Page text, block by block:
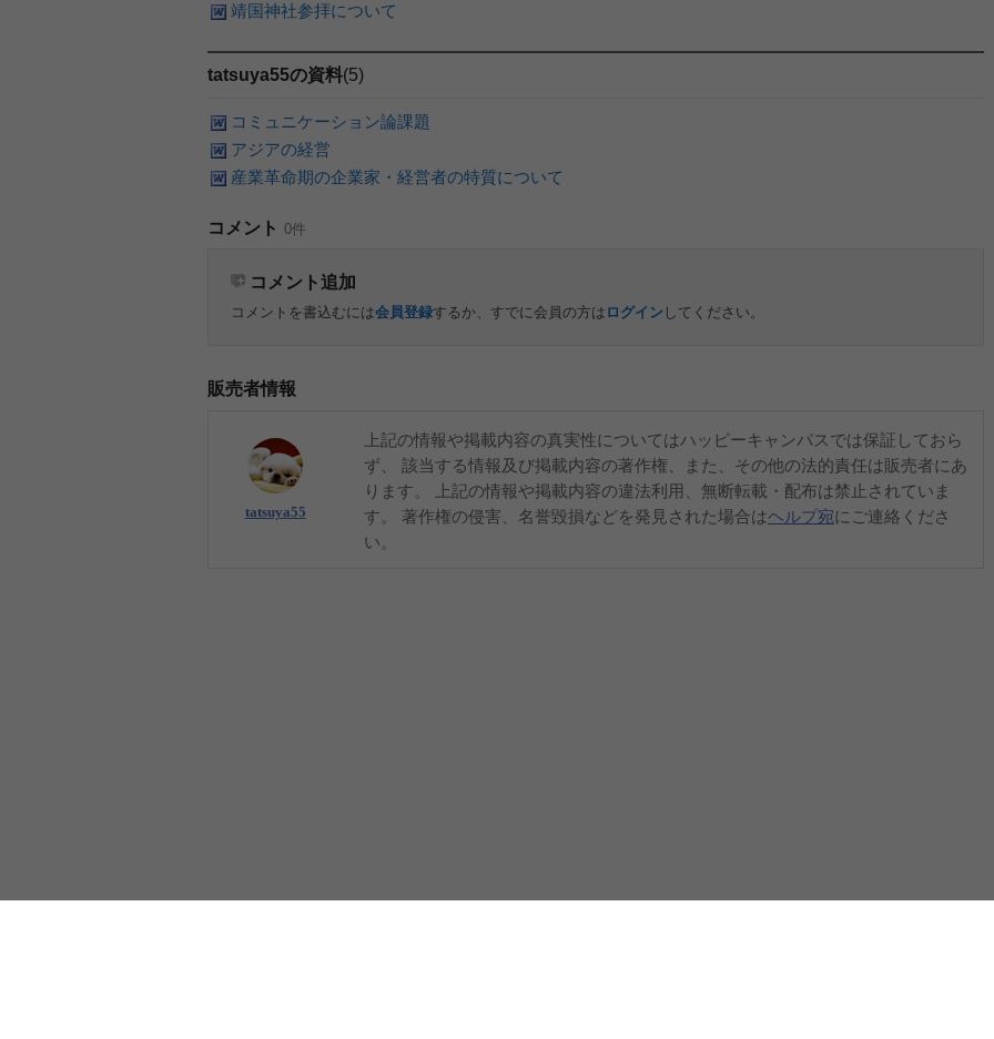
靖国神社参拝について
tatsuya55の資料(5)
コミュニケーション論課題
アジアの経営
産業革命期の企業家・経営者の特質について
コメント 0件
コメント追加
コメントを書込むには会員登録するか、すでに会員の方は ログイン してください。
販売者情報
tatsuya55
上記の情報や掲載内容の真実性についてはハッピーキャンパスでは保証しておら
ず、 該当する情報及び掲載内容の著作権、また、その他の法的責任は販売者にあ
ります。 上記の情報や掲載内容の違法利用、無断転載・配布は禁止されていま
す。 著作権の侵害、名誉毀損などを発見された場合はヘルプ宛にご連絡くださ
い。